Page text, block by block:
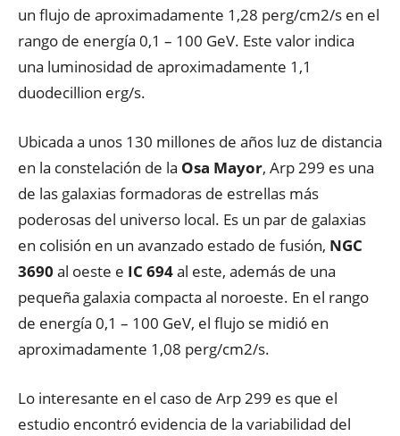
un flujo de aproximadamente 1,28 perg/cm2/s en el
rango de energía 0,1 – 100 GeV. Este valor indica
una luminosidad de aproximadamente 1,1
duodecillion erg/s.
Ubicada a unos 130 millones de años luz de distancia
en la constelación de la Osa Mayor, Arp 299 es una
de las galaxias formadoras de estrellas más
poderosas del universo local. Es un par de galaxias
en colisión en un avanzado estado de fusión, NGC
3690 al oeste e IC 694al este, además de una
pequeña galaxia compacta al noroeste. En el rango
de energía 0,1 – 100 GeV, el flujo se midió en
aproximadamente 1,08 perg/cm2/s.
Lo interesante en el caso de Arp 299 es que el
estudio encontró evidencia de la variabilidad del